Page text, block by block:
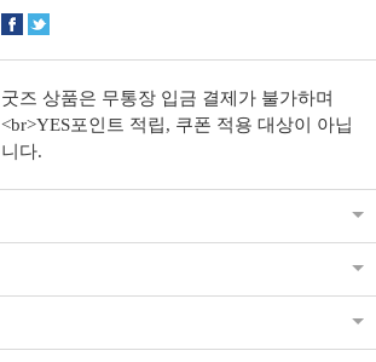
굿즈 상품은 무통장 입금 결제가 불가하며
<br>YES포인트 적립, 쿠폰 적용 대상이 아닙
니다.